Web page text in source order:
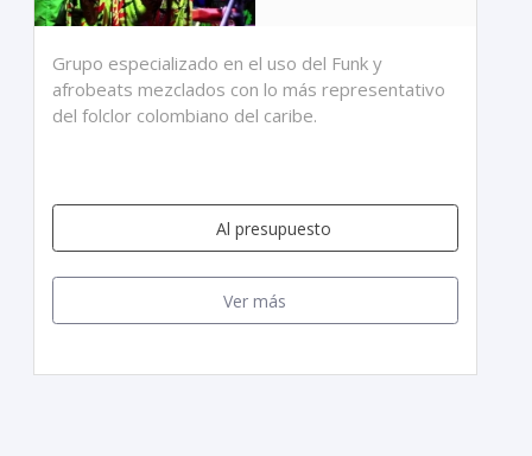
Grupo especializado en el uso del Funk y
afrobeats mezclados con lo más representativo
del folclor colombiano del caribe.
Al presupuesto
Ver más